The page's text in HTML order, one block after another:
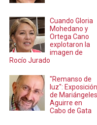
Cuando Gloria
Mohedano y
Ortega Cano
explotaron la
imagen de
Rocío Jurado
"Remanso de
luz": Exposición
de Mariángeles
Aguirre en
Cabo de Gata